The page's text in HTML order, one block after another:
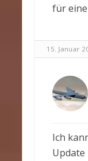
für
15. Januar
Ich